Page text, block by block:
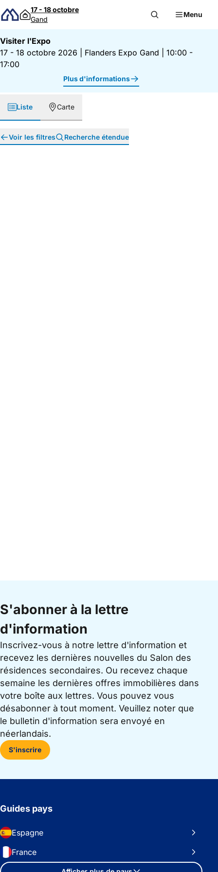
Passer au contenu
17 - 18 octobre
Gand
Menu
Visiter l'Expo
17 - 18 octobre 2026
Flanders Expo Gand
10:00 -
17:00
Plus d'informations
Liste Carte
Voir les filtres Recherche étendue
S'abonner à la lettre
d'information
Inscrivez-vous à notre lettre d'information et
recevez les dernières nouvelles du Salon des
résidences secondaires. Ou recevez chaque
semaine les dernières offres immobilières dans
votre boîte aux lettres. Vous pouvez vous
désabonner à tout moment. Veuillez noter que
le bulletin d'information sera envoyé en
néerlandais.
S'inscrire
Guides pays
Espagne
France